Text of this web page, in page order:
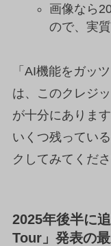
画像なら
ので、実
「AI機能をガッ
は、このクレジ
が十分にありま
いくつ残ってい
クしてみてくださ
2025年後半に
Tour」発表の